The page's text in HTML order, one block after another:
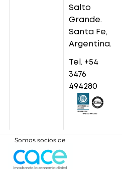
Salto
Grande.
Santa Fe,
Argentina.
Tel. +54
3476
494280
Somos socios de